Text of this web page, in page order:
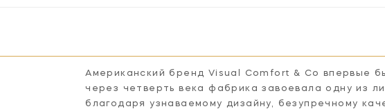
Американский бренд Visual Comfort & Co впервые
через четверть века фабрика завоевала одну из
благодаря узнаваемому дизайну, безупречному